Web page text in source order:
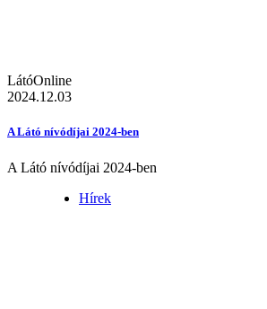
LátóOnline
2024.12.03
A Látó nívódíjai 2024-ben
A Látó nívódíjai 2024-ben
Hírek